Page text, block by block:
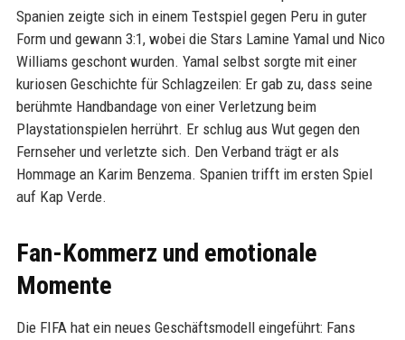
Spanien zeigte sich in einem Testspiel gegen Peru in guter
Form und gewann 3:1, wobei die Stars Lamine Yamal und Nico
Williams geschont wurden. Yamal selbst sorgte mit einer
kuriosen Geschichte für Schlagzeilen: Er gab zu, dass seine
berühmte Handbandage von einer Verletzung beim
Playstationspielen herrührt. Er schlug aus Wut gegen den
Fernseher und verletzte sich. Den Verband trägt er als
Hommage an Karim Benzema. Spanien trifft im ersten Spiel
auf Kap Verde.
Fan-Kommerz und emotionale
Momente
Die FIFA hat ein neues Geschäftsmodell eingeführt: Fans